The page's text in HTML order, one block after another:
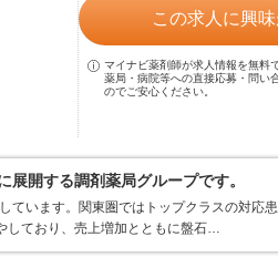
この求人に興
マイナビ薬剤師が求人情報を無料
薬局・病院等への直接応募・問い
のでご安心ください。
開する調剤薬局グループです。
ています。関東圏ではトップクラスの対応
しており、売上増加とともに盤石…